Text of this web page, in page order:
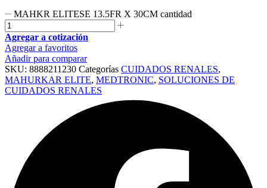
MAHKR ELITESE 13.5FR X 30CM cantidad
Agregar a cotización
Agregar a favoritos
Añadir para comparar
SKU: 8888211230 Categorías CUIDADOS RENALES,
MAHURKAR ELITE, MEDTRONIC, SOLUCIONES DE
CUIDADOS RENALES